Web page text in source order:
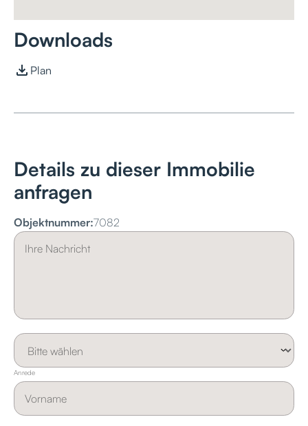
Downloads
Plan
Details zu dieser Immobilie
anfragen
Objektnummer:7082
Anrede